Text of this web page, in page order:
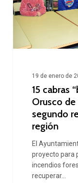
Orusco
de
Tajuña
segundo
rebaño
municipal
región
19 de enero de
15 cabras
Orusco
segundo
región
El
proyecto para
incendios
recuperar…